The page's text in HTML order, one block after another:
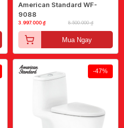
American Standard WF-
9088
3.997.000 ₫ 8.500.000 ₫
Mua Ngay
-47%